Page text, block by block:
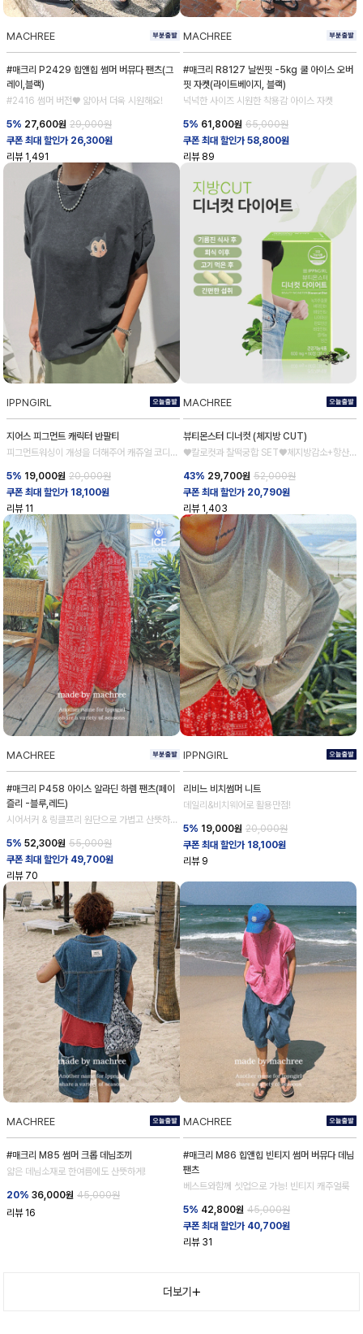
MACHREE
#매크리 P2429 힙앤힙 썸머 버뮤다 팬츠(그
레이,블랙)
#2416 썸머 버전♥ 얇아서 더욱 시원해요!
5% 27,600원 29,000원
쿠폰 최대 할인가 26,300원
리뷰 1,491
MACHREE
#매크리 R8127 날씬핏 -5kg 쿨 아이스 오버
핏 자켓(라이트베이지, 블랙)
넉넉한 사이즈 시원한 착용감 아이스 자켓
5% 61,800원 65,000원
쿠폰 최대 할인가 58,800원
리뷰 89
IPPNGIRL
지어스 피그먼트 캐릭터 반팔티
피그먼트워싱이 개성을 더해주어 캐쥬얼 코디완
5% 19,000원 20,000원
쿠폰 최대 할인가 18,100원
리뷰 11
MACHREE
뷰티몬스터 디너컷 (체지방 CUT)
♥칼로컷과 찰떡궁합 SET♥체지방감소+항산
43% 29,700원 52,000원
쿠폰 최대 할인가 20,790원
리뷰 1,403
MACHREE
#매크리 P458 아이스 알라딘 하렘 팬츠(페이
즐리 -블루,레드)
시어서커 & 링클프리 원단으로 가볍고 산뜻하
5% 52,300원 55,000원
쿠폰 최대 할인가 49,700원
리뷰 70
IPPNGIRL
리비느 비치썸머 니트
데일리&비치웨어로 활용만점!
5% 19,000원 20,000원
쿠폰 최대 할인가 18,100원
리뷰 9
MACHREE
#매크리 M85 썸머 크롭 데님조끼
얇은 데님소재로 한여름에도 산뜻하게!
20% 36,000원 45,000원
리뷰 16
MACHREE
#매크리 M86 힙앤힙 빈티지 썸머 버뮤다 데님
팬츠
베스트와함께 셋업으로 가능! 빈티지 캐주얼룩
5% 42,800원 45,000원
쿠폰 최대 할인가 40,700원
리뷰 31
더보기